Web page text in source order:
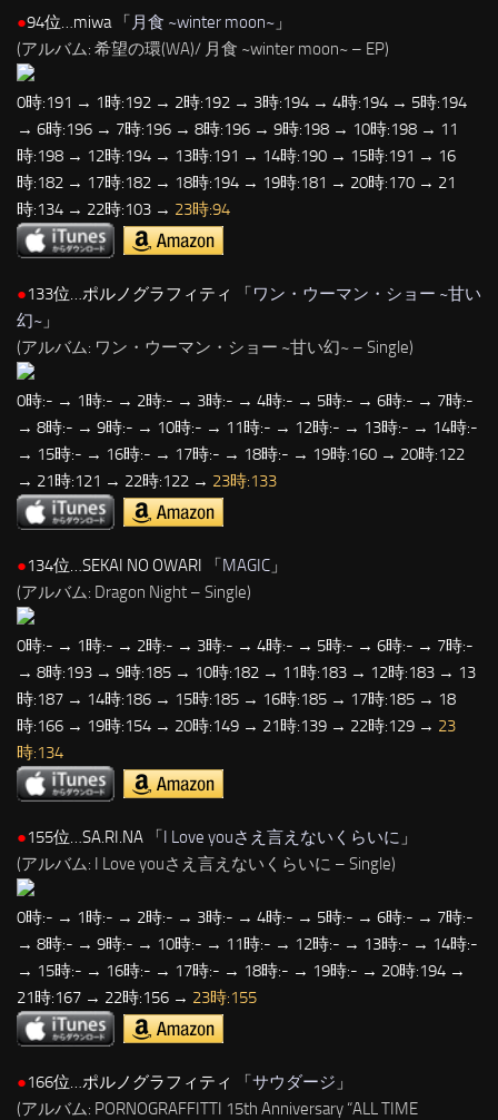
●94位…miwa 「月食 ~winter moon~ 」
(アルバム: 希望の環(WA)/ 月食 ~winter moon~ – EP)
0時:191 → 1時:192 → 2時:192 → 3時:194 → 4時:194 → 5時:194
→ 6時:196 → 7時:196 → 8時:196 → 9時:198 → 10時:198 → 11
時:198 → 12時:194 → 13時:191 → 14時:190 → 15時:191 → 16
時:182 → 17時:182 → 18時:194 → 19時:181 → 20時:170 → 21
時:134 → 22時:103 → 23時:94
●133位…ポルノグラフィティ 「ワン・ウーマン・ショー ~甘い
幻~ 」
(アルバム: ワン・ウーマン・ショー ~甘い幻~ – Single)
0時:- → 1時:- → 2時:- → 3時:- → 4時:- → 5時:- → 6時:- → 7時:-
→ 8時:- → 9時:- → 10時:- → 11時:- → 12時:- → 13時:- → 14時:-
→ 15時:- → 16時:- → 17時:- → 18時:- → 19時:160 → 20時:122
→ 21時:121 → 22時:122 → 23時:133
●134位…SEKAI NO OWARI 「MAGIC 」
(アルバム: Dragon Night – Single)
0時:- → 1時:- → 2時:- → 3時:- → 4時:- → 5時:- → 6時:- → 7時:-
→ 8時:193 → 9時:185 → 10時:182 → 11時:183 → 12時:183 → 13
時:187 → 14時:186 → 15時:185 → 16時:185 → 17時:185 → 18
時:166 → 19時:154 → 20時:149 → 21時:139 → 22時:129 → 23
時:134
●155位…SA.RI.NA 「I Love youさえ言えないくらいに 」
(アルバム: I Love youさえ言えないくらいに – Single)
0時:- → 1時:- → 2時:- → 3時:- → 4時:- → 5時:- → 6時:- → 7時:-
→ 8時:- → 9時:- → 10時:- → 11時:- → 12時:- → 13時:- → 14時:-
→ 15時:- → 16時:- → 17時:- → 18時:- → 19時:- → 20時:194 →
21時:167 → 22時:156 → 23時:155
●166位…ポルノグラフィティ 「サウダージ 」
(アルバム: PORNOGRAFFITTI 15th Anniversary “ALL TIME